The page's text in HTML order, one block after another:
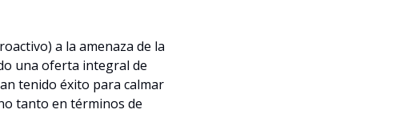
a la amenaza de la
una oferta integral de
tenido éxito para calmar
tanto en términos de